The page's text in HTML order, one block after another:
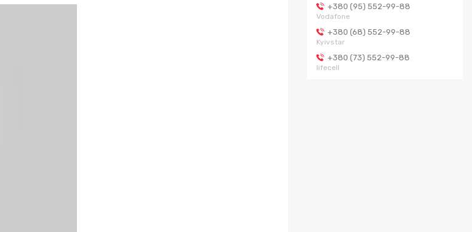
+380 (95) 552-99-88
Vodafone
+380 (68) 552-99-88
Kyivstar
+380 (73) 552-99-88
lifecell